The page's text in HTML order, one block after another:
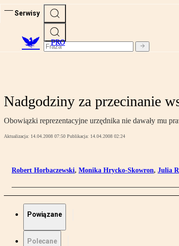
Serwisy
PRO
Nadgodziny za przecinanie
Obowiązki reprezentacyjne urzędnika nie dawały mu
Aktualizacja: 14.04.2008 07:50 Publikacja: 14.04.2008 02:24
Robert Horbaczewski, Monika Hrycko-Skowron, Julia
Powiązane
Polecane